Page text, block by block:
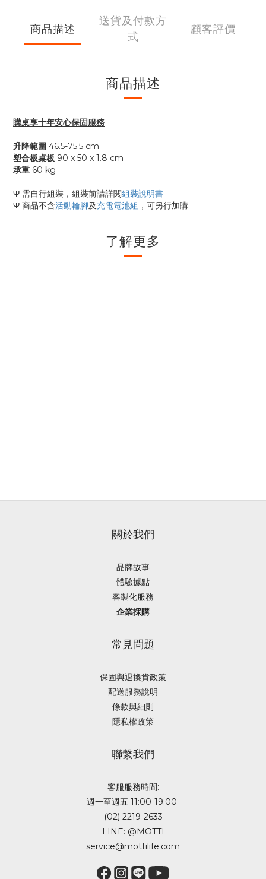
商品描述
送貨及付款方
式
顧客評價
商品描述
購桌享十年安心保固服務
升降範圍 46.5-75.5 cm
塑合板桌板 90 x 50 x 1.8 cm
承重 60 kg
Ψ 需自行組裝，組裝前請詳閱組裝說明書
Ψ 商品不含活動輪腳及充電電池組 ，可另行加購
了解更多
關於我們
品牌故事
體驗據點
客製化服務
企業採購
常見問題
保固與退換貨政策
配送服務說明
條款與細則
隱私權政策
聯繫我們
客服服務時間:
週一至週五 11:00-19:00
(02) 2219-2633
LINE: @MOTTI
service@mottilife.com